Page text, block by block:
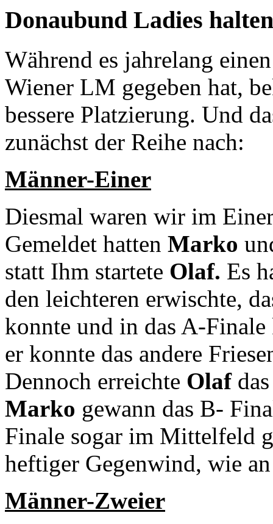
Donaubund Ladies
Während es jahrelang
Wiener LM gegeben hat,
bessere Platzierung. Und
zunächst der Reihe nach:
Männer-Einer
Diesmal waren wir im
Gemeldet hatten Marko
statt Ihm startete Olaf. Es
den leichteren erwischte,
konnte und in das A-
er konnte das andere
Dennoch erreichte Olafdas
Marko gewann das B-
Finale sogar im Mittelfeld
heftiger Gegenwind, wie
Männer-Zweier